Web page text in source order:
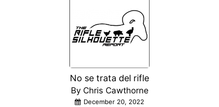
No se trata del rifle
By Chris Cawthorne
December 20, 2022